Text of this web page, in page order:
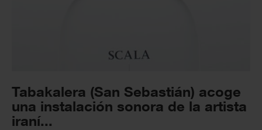
Tabakalera (San Sebastián) acoge
una instalación sonora de la artista
iraní...